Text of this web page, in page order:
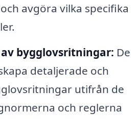
avgöra vilka specifika
bygglovsritningar: De
detaljerade och
utifrån de
och reglerna